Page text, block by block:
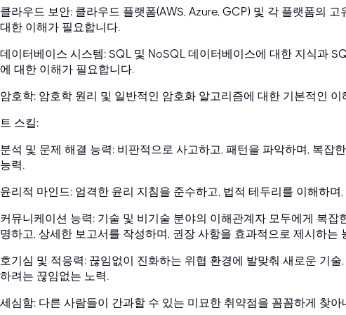
클라우드 보안: 클라우드 플랫폼(AWS, Azure, GCP) 및 각 플랫폼의
대한 이해가 필요합니다.
데이터베이스 시스템: SQL 및 NoSQL 데이터베이스에 대한 지식과
에 대한 이해가 필요합니다.
암호학: 암호학 원리 및 일반적인 암호화 알고리즘에 대한 기본적인 이
스킬:
분석 및 문제 해결 능력: 비판적으로 사고하고, 패턴을 파악하며, 복잡
능력.
윤리적 마인드: 엄격한 윤리 지침을 준수하고, 법적 테두리를 이해하며
커뮤니케이션 능력: 기술 및 비기술 분야의 이해관계자 모두에게 복잡
명하고, 상세한 보고서를 작성하며, 권장 사항을 효과적으로 제시하는
호기심 및 적응력: 끊임없이 진화하는 위협 환경에 발맞춰 새로운 기
하려는 끊임없는 노력.
세심함: 다른 사람들이 간과할 수 있는 미묘한 취약점을 꼼꼼하게 찾아